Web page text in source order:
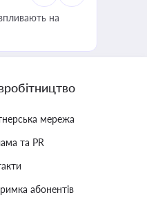
на
мережа
та PR
абонентів